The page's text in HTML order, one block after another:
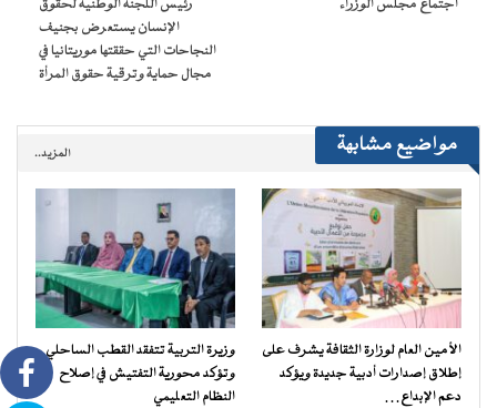
جديدة) اجتماع مجلس الوزراء
رئيس اللجنة الوطنية لحقوق
الإنسان يستعرض بجنيف
النجاحات التي حققتها موريتانيا في
مجال حماية وترقية حقوق المرأة
مواضيع مشابهة المزيد..
الأمين العام لوزارة الثقافة يشرف على
إطلاق إصدارات أدبية جديدة ويؤكد
دعم الإبداع…
وزيرة التربية تتفقد القطب الساحلي
وتؤكد محورية التفتيش في إصلاح
النظام التعليمي